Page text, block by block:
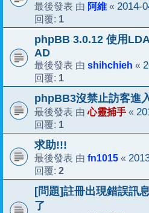
最後發表 由 阿維 « 2014-
回覆: 1
phpBB 3.0.12 使用
AD
最後發表 由 shihchieh «
回覆: 1
phpBB3沒禁止訪客進
最後發表 由心靈捕手 «
回覆: 1
求助!!!
最後發表 由 fn1015 «
回覆: 2
[問題]註冊出現錯誤訊
了